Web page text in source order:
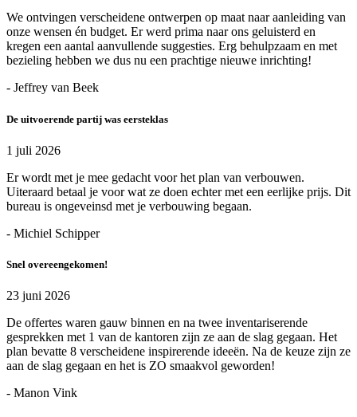
We ontvingen verscheidene ontwerpen op maat naar aanleiding van
onze wensen én budget. Er werd prima naar ons geluisterd en
kregen een aantal aanvullende suggesties. Erg behulpzaam en met
bezieling hebben we dus nu een prachtige nieuwe inrichting!
- Jeffrey van Beek
De uitvoerende partij was eersteklas
1 juli 2026
Er wordt met je mee gedacht voor het plan van verbouwen.
Uiteraard betaal je voor wat ze doen echter met een eerlijke prijs. Dit
bureau is ongeveinsd met je verbouwing begaan.
- Michiel Schipper
Snel overeengekomen!
23 juni 2026
De offertes waren gauw binnen en na twee inventariserende
gesprekken met 1 van de kantoren zijn ze aan de slag gegaan. Het
plan bevatte 8 verscheidene inspirerende ideeën. Na de keuze zijn ze
aan de slag gegaan en het is ZO smaakvol geworden!
- Manon Vink